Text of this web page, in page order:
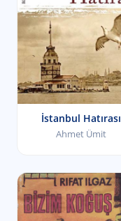
İstanbul Hatırası
Ahmet Ümit